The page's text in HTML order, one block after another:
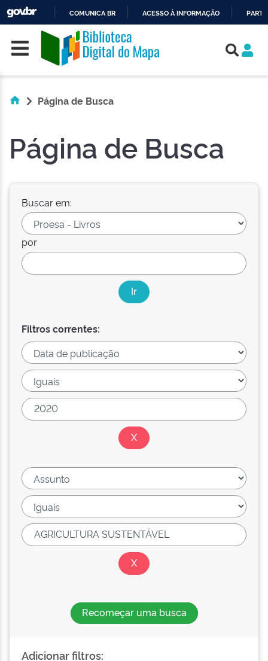
O
CONTEÚDO
COMUNICA BR ACESSO À INFORMAÇÃO
Skip navigation
Página de Busca
Página de Busca
Buscar em:
por
Filtros correntes:
Recomeçar uma busca
Adicionar filtros: